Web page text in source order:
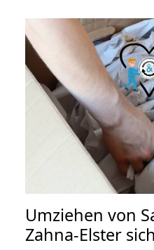
Umziehen von
Zahna-Elster